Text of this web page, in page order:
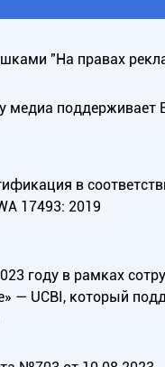
"На правах
медиа поддерживает
в
17493: 2019
году в рамках
— UCBI, который